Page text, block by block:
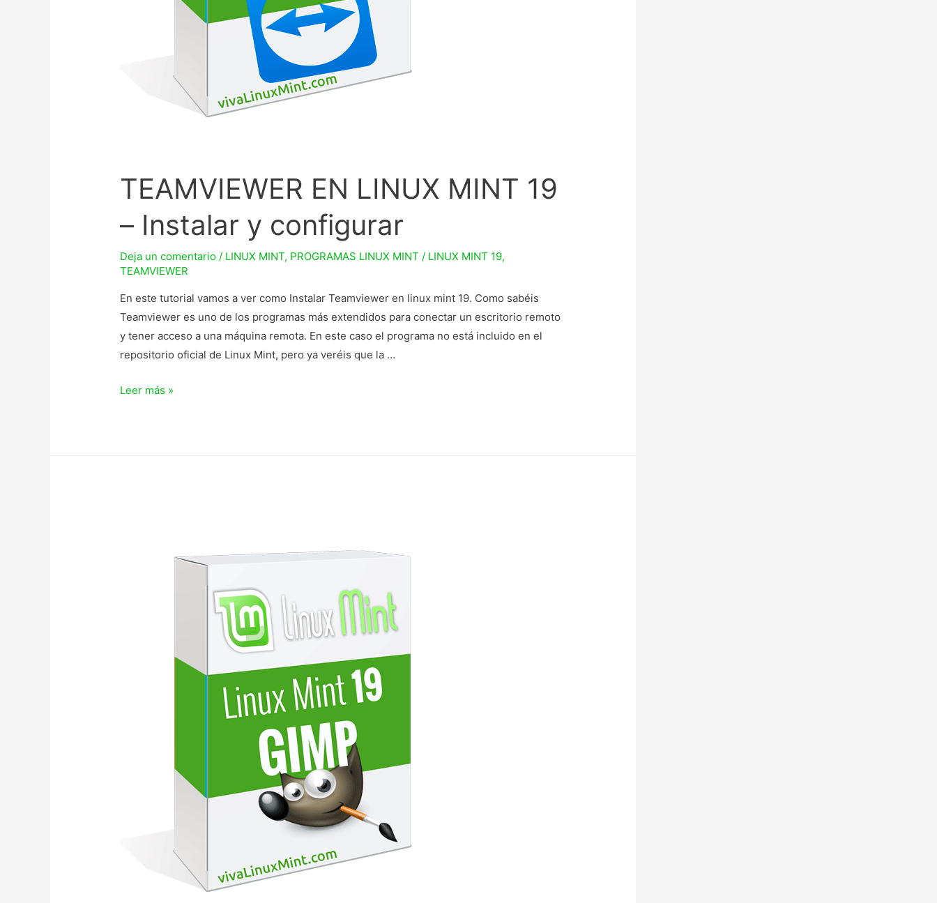
TEAMVIEWER EN LINUX MINT 19
– Instalar y configurar
Deja un comentario / LINUX MINT, PROGRAMAS LINUX MINT / LINUX MINT 19,
TEAMVIEWER
En este tutorial vamos a ver como Instalar Teamviewer en linux mint 19. Como sabéis
Teamviewer es uno de los programas más extendidos para conectar un escritorio remoto
y tener acceso a una máquina remota. En este caso el programa no está incluido en el
repositorio oficial de Linux Mint, pero ya veréis que la …
TEAMVIEWER
Leer más »